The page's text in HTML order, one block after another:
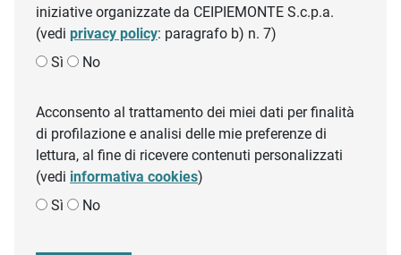
iniziative organizzate da CEIPIEMONTE S.c.p.a.
(vedi privacy policy: paragrafo b) n. 7)
Sì
No
Acconsento al trattamento dei miei dati per finalità
di profilazione e analisi delle mie preferenze di
lettura, al fine di ricevere contenuti personalizzati
(vedi informativa cookies)
Sì
No